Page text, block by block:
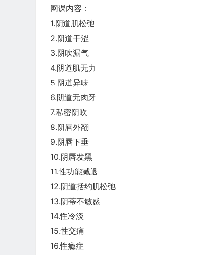
网课内容：
1.阴道肌松弛
2.阴道干涩
3.阴吹漏气
4.阴道肌无力
5.阴道异味
6.阴道无肉牙
7.私密阴吹
8.阴唇外翻
9.阴唇下垂
10.阴唇发黑
11.性功能减退
12.阴道括约肌松弛
13.阴蒂不敏感
14.性冷淡
15.性交痛
16.性瘾症